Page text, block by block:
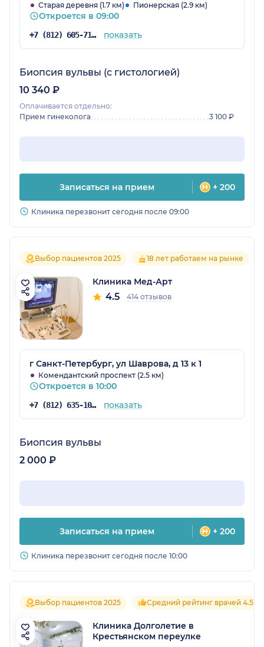
Старая деревня (1.7 км)
Пионерская (2.9 км)
Откроется в 09:00
+7 (812) 605-71-21 показать
Биопсия вульвы (с гистологией)
10 340 ₽
Оплачивается отдельно:
Прием гинеколога
3 100 ₽
Записаться на прием + 200
Клиника перезвонит сегодня после 09:00
Выбор пациентов 2025 18 лет работаем на рынке
Клиника Мед-Арт
4.5 414 отзывов
г Санкт-Петербург, ул Шаврова, д 13 к 1
Комендантский проспект (2.5 км)
Откроется в 10:00
+7 (812) 635-10-66 показать
Биопсия вульвы
2 000 ₽
Записаться на прием + 200
Клиника перезвонит сегодня после 10:00
Выбор пациентов 2025 Средний рейтинг врачей 4.5
Клиника Долголетие в
Крестьянском переулке